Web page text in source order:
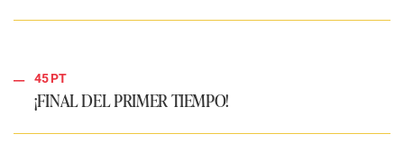
45 PT
¡FINAL DEL PRIMER TIEMPO!